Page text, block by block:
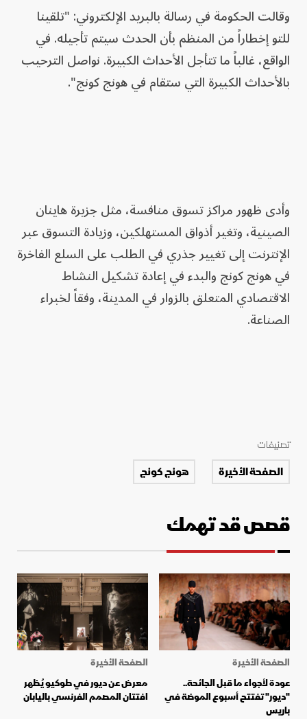
وقالت الحكومة في رسالة بالبريد الإلكتروني: "تلقينا
للتو إخطاراً من المنظم بأن الحدث سيتم تأجيله. في
الواقع، غالباً ما تتأجل الأحداث الكبيرة. نواصل الترحيب
بالأحداث الكبيرة التي ستقام في هونج كونج".
وأدى ظهور مراكز تسوق منافسة، مثل جزيرة هاينان
الصينية، وتغير أذواق المستهلكين، وزيادة التسوق عبر
الإنترنت إلى تغيير جذري في الطلب على السلع الفاخرة
في هونج كونج والبدء في إعادة تشكيل النشاط
الاقتصادي المتعلق بالزوار في المدينة، وفقاً لخبراء
الصناعة.
تصنيفات
الصفحة الأخيرة هونج كونج
قصص قد تهمك
الصفحة الأخيرة
عودة لأجواء ما قبل الجائحة..
"ديور" تفتتح أسبوع الموضة في
باريس
الصفحة الأخيرة
معرض عن ديور في طوكيو يُظهر
افتتان المصمم الفرنسي باليابان